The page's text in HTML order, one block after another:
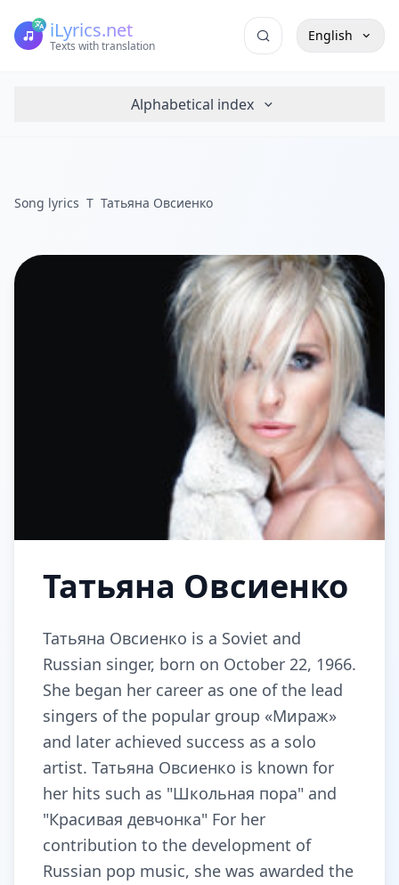
iLyrics.net
Texts with translation
English
Alphabetical index
Song lyrics Т Татьяна Овсиенко
Татьяна Овсиенко
Татьяна Овсиенко is a Soviet and
Russian singer, born on October 22, 1966.
She began her career as one of the lead
singers of the popular group «Мираж»
and later achieved success as a solo
artist. Татьяна Овсиенко is known for
her hits such as "Школьная пора" and
"Красивая девчонка" For her
contribution to the development of
Russian pop music, she was awarded the